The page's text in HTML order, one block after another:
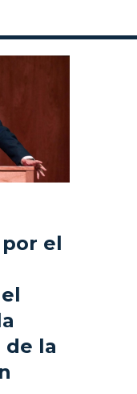
el
la